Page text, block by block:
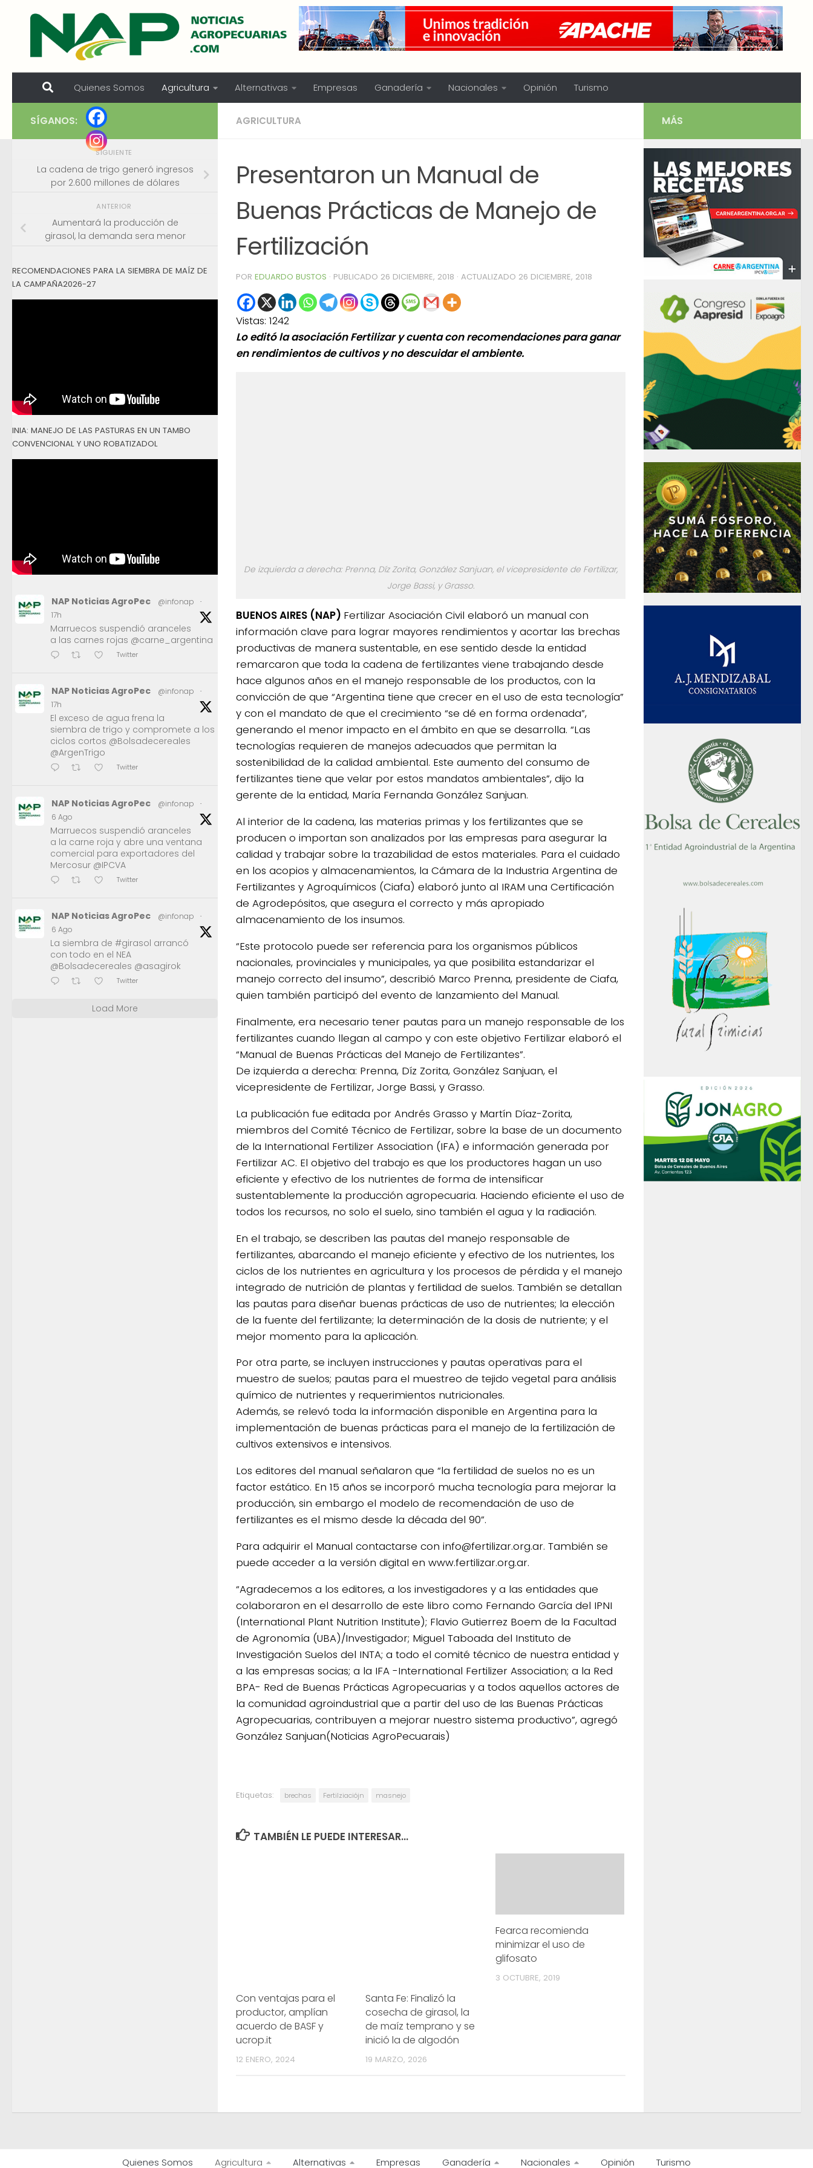
Skip to content
Quienes Somos Agricultura Alternativas Empresas Ganadería Nacionales Opinión Turismo
AGRICULTURA
Presentaron un Manual de
Buenas Prácticas de Manejo de
Fertilización
POR EDUARDO BUSTOS · PUBLICADO 26 DICIEMBRE, 2018 · ACTUALIZADO 26 DICIEMBRE, 2018
Vistas: 1242
Lo editó la asociación Fertilizar y cuenta con recomendaciones para ganar
en rendimientos de cultivos y no descuidar el ambiente.
De izquierda a derecha: Prenna, Díz Zorita, González Sanjuan, el vicepresidente de Fertilizar,
Jorge Bassi, y Grasso.
BUENOS AIRES (NAP) Fertilizar Asociación Civil elaboró un manual con
información clave para lograr mayores rendimientos y acortar las brechas
productivas de manera sustentable, en ese sentido desde la entidad
remarcaron que toda la cadena de fertilizantes viene trabajando desde
hace algunos años en el manejo responsable de los productos, con la
convicción de que “Argentina tiene que crecer en el uso de esta tecnología”
y con el mandato de que el crecimiento “se dé en forma ordenada”,
generando el menor impacto en el ámbito en que se desarrolla. “Las
tecnologías requieren de manejos adecuados que permitan la
sostenibilidad de la calidad ambiental. Este aumento del consumo de
fertilizantes tiene que velar por estos mandatos ambientales”, dijo la
gerente de la entidad, María Fernanda González Sanjuan.
Al interior de la cadena, las materias primas y los fertilizantes que se
producen o importan son analizados por las empresas para asegurar la
calidad y trabajar sobre la trazabilidad de estos materiales. Para el cuidado
en los acopios y almacenamientos, la Cámara de la Industria Argentina de
Fertilizantes y Agroquímicos (Ciafa) elaboró junto al IRAM una Certificación
de Agrodepósitos, que asegura el correcto y más apropiado
almacenamiento de los insumos.
“Este protocolo puede ser referencia para los organismos públicos
nacionales, provinciales y municipales, ya que posibilita estandarizar el
manejo correcto del insumo”, describió Marco Prenna, presidente de Ciafa,
quien también participó del evento de lanzamiento del Manual.
Finalmente, era necesario tener pautas para un manejo responsable de los
fertilizantes cuando llegan al campo y con este objetivo Fertilizar elaboró el
“Manual de Buenas Prácticas del Manejo de Fertilizantes”.
De izquierda a derecha: Prenna, Díz Zorita, González Sanjuan, el
vicepresidente de Fertilizar, Jorge Bassi, y Grasso.
La publicación fue editada por Andrés Grasso y Martín Díaz-Zorita,
miembros del Comité Técnico de Fertilizar, sobre la base de un documento
de la International Fertilizer Association (IFA) e información generada por
Fertilizar AC. El objetivo del trabajo es que los productores hagan un uso
eficiente y efectivo de los nutrientes de forma de intensificar
sustentablemente la producción agropecuaria. Haciendo eficiente el uso de
todos los recursos, no solo el suelo, sino también el agua y la radiación.
En el trabajo, se describen las pautas del manejo responsable de
fertilizantes, abarcando el manejo eficiente y efectivo de los nutrientes, los
ciclos de los nutrientes en agricultura y los procesos de pérdida y el manejo
integrado de nutrición de plantas y fertilidad de suelos. También se detallan
las pautas para diseñar buenas prácticas de uso de nutrientes; la elección
de la fuente del fertilizante; la determinación de la dosis de nutriente; y el
mejor momento para la aplicación.
Por otra parte, se incluyen instrucciones y pautas operativas para el
muestro de suelos; pautas para el muestreo de tejido vegetal para análisis
químico de nutrientes y requerimientos nutricionales.
Además, se relevó toda la información disponible en Argentina para la
implementación de buenas prácticas para el manejo de la fertilización de
cultivos extensivos e intensivos.
Los editores del manual señalaron que “la fertilidad de suelos no es un
factor estático. En 15 años se incorporó mucha tecnología para mejorar la
producción, sin embargo el modelo de recomendación de uso de
fertilizantes es el mismo desde la década del 90”.
Para adquirir el Manual contactarse con info@fertilizar.org.ar. También se
puede acceder a la versión digital en www.fertilizar.org.ar.
“Agradecemos a los editores, a los investigadores y a las entidades que
colaboraron en el desarrollo de este libro como Fernando García del IPNI
(International Plant Nutrition Institute); Flavio Gutierrez Boem de la Facultad
de Agronomía (UBA)/Investigador; Miguel Taboada del Instituto de
Investigación Suelos del INTA; a todo el comité técnico de nuestra entidad y
a las empresas socias; a la IFA -International Fertilizer Association; a la Red
BPA- Red de Buenas Prácticas Agropecuarias y a todos aquellos actores de
la comunidad agroindustrial que a partir del uso de las Buenas Prácticas
Agropecuarias, contribuyen a mejorar nuestro sistema productivo”, agregó
González Sanjuan(Noticias AgroPecuarais)
Etiquetas: brechas Fertilziaciójn masnejo
TAMBIÉN LE PUEDE INTERESAR...
Con ventajas para el
productor, amplían
acuerdo de BASF y
ucrop.it
12 ENERO, 2024
Santa Fe: Finalizó la
cosecha de girasol, la
de maíz temprano y se
inició la de algodón
19 MARZO, 2026
Fearca recomienda
minimizar el uso de
glifosato
3 OCTUBRE, 2019
SÍGANOS:
SIGUIENTE
La cadena de trigo generó ingresos
por 2.600 millones de dólares
ANTERIOR
Aumentará la producción de
girasol, la demanda sera menor
RECOMENDACIONES PARA LA SIEMBRA DE MAÍZ DE
LA CAMPAÑA2026-27
INIA: MANEJO DE LAS PASTURAS EN UN TAMBO
CONVENCIONAL Y UNO ROBATIZADOL
NAP Noticias AgroPec @infonap
·
17h
Marruecos suspendió aranceles
a las carnes rojas @carne_argentina
Twitter
NAP Noticias AgroPec @infonap
·
17h
El exceso de agua frena la
siembra de trigo y compromete a los
ciclos cortos @Bolsadecereales
@ArgenTrigo
Twitter
NAP Noticias AgroPec @infonap
·
6 Ago
Marruecos suspendió aranceles
a la carne roja y abre una ventana
comercial para exportadores del
Mercosur @IPCVA
Twitter
NAP Noticias AgroPec @infonap
·
6 Ago
La siembra de #girasol arrancó
con todo en el NEA
@Bolsadecereales @asagirok
Twitter
Load More
MÁS
Quienes Somos Agricultura Alternativas Empresas Ganadería Nacionales Opinión Turismo